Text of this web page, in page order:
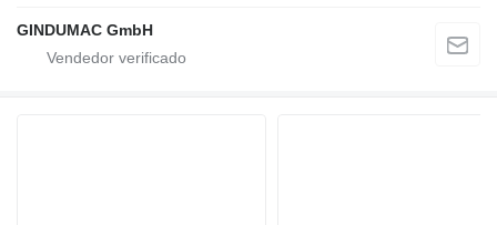
GINDUMAC GmbH